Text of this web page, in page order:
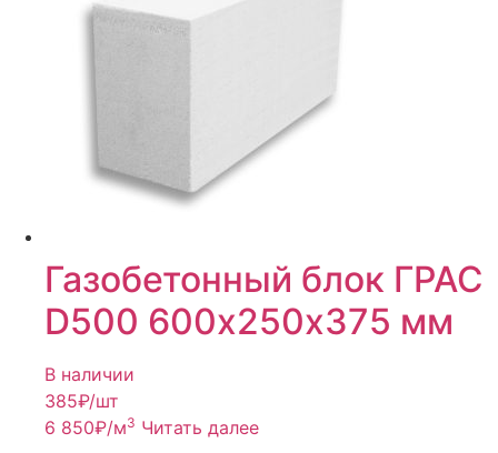
Газобетонный блок ГРАС
D500 600х250х375 мм
В наличии
385₽/шт
6 850₽/м3 Читать далее